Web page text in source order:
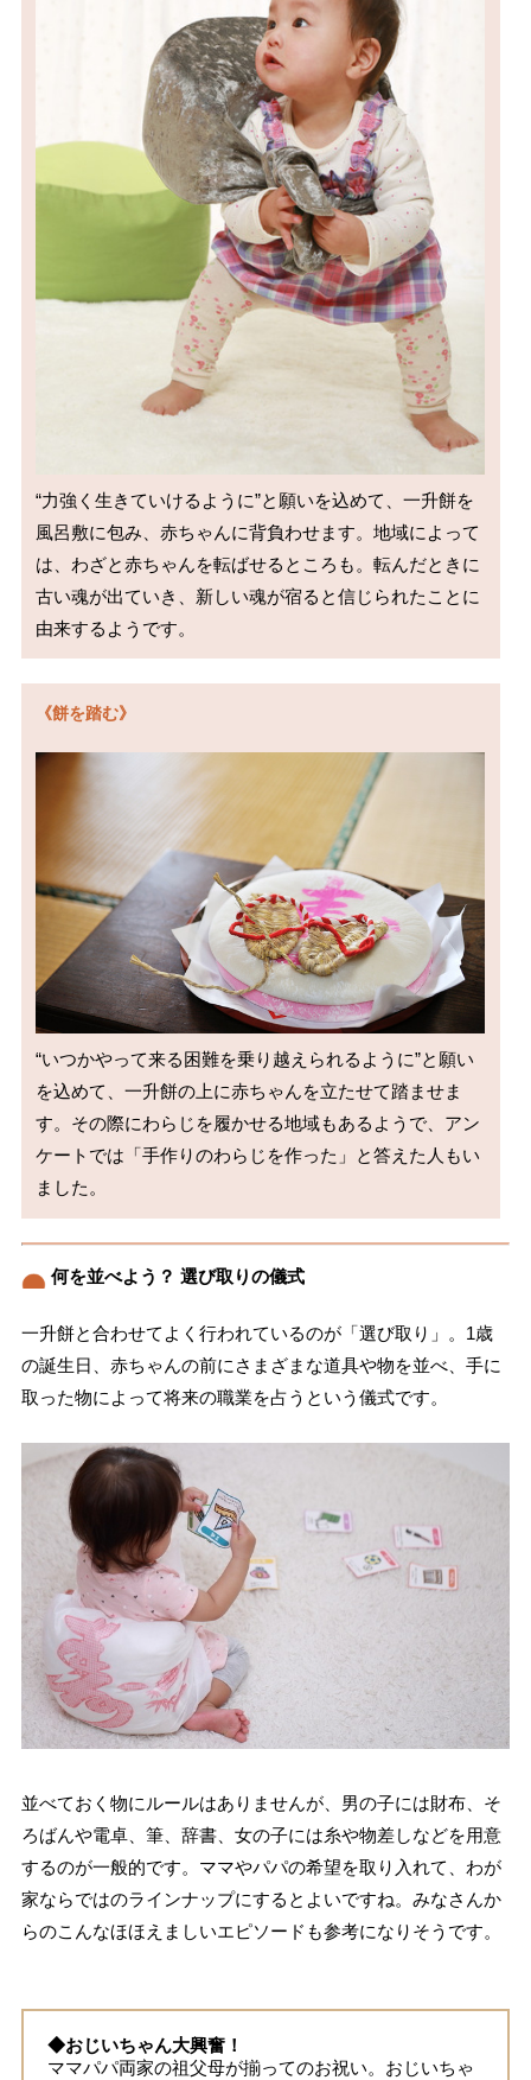
“力強く生きていけるように”と願いを込めて、一升餅を
風呂敷に包み、赤ちゃんに背負わせます。地域によって
は、わざと赤ちゃんを転ばせるところも。転んだときに
古い魂が出ていき、新しい魂が宿ると信じられたことに
由来するようです。
《餅を踏む》
“いつかやって来る困難を乗り越えられるように”と願い
を込めて、一升餅の上に赤ちゃんを立たせて踏ませま
す。その際にわらじを履かせる地域もあるようで、アン
ケートでは「手作りのわらじを作った」と答えた人もい
ました。
何を並べよう？ 選び取りの儀式
一升餅と合わせてよく行われているのが「選び取り」。1歳
の誕生日、赤ちゃんの前にさまざまな道具や物を並べ、手に
取った物によって将来の職業を占うという儀式です。
並べておく物にルールはありませんが、男の子には財布、そ
ろばんや電卓、筆、辞書、女の子には糸や物差しなどを用意
するのが一般的です。ママやパパの希望を取り入れて、わが
家ならではのラインナップにするとよいですね。みなさんか
らのこんなほほえましいエピソードも参考になりそうです。
◆おじいちゃん大興奮！
ママパパ両家の祖父母が揃ってのお祝い。おじいちゃ